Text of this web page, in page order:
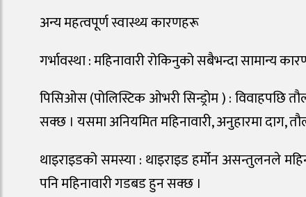
अन्य महत्वपूर्ण स्वास्थ्य कारणहरू
गर्भावस्था : महिनावारी रोकिनुको सबैभन्दा सामान्य
पिसिओस (पोलिस्टिक ओभरी सिन्ड्रोम ) :
सक्छ । यसमा अनियमित महिनावारी, अनुहारमा दाग,
थाइराइडको समस्या : थाइराइड हर्मोन असन्तुलनले
पनि महिनावारी गडबड हुन सक्छ ।